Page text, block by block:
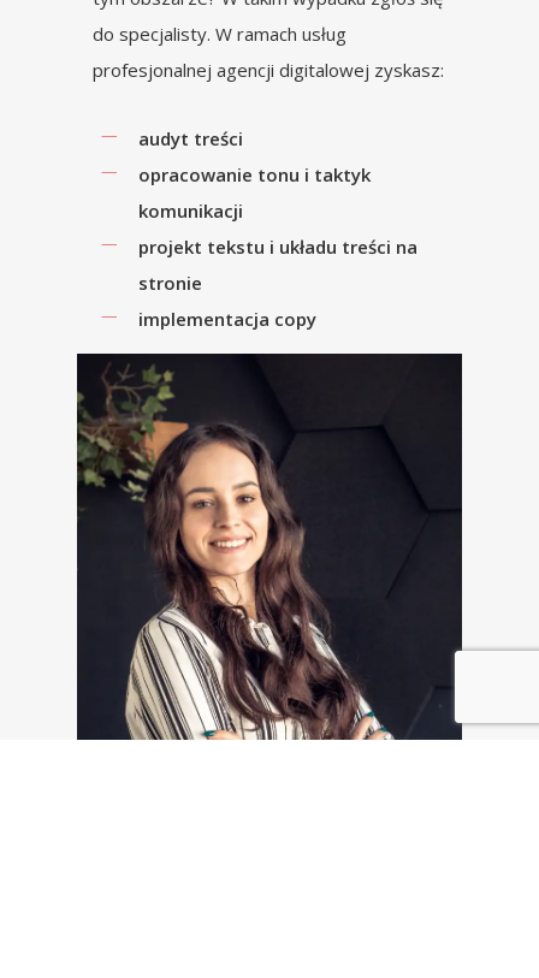
do specjalisty.W ramach usług
profesjonalnej agencji digitalowej zyskasz:
audyt treści
opracowanie tonu i taktyk
komunikacji
projekt tekstu i układu treści na
stronie
implementacja copy